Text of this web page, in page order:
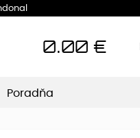
0.00€
Poradňa